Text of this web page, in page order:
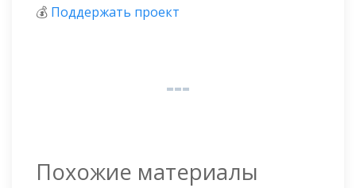
💰 Поддержать проект
Похожие материалы